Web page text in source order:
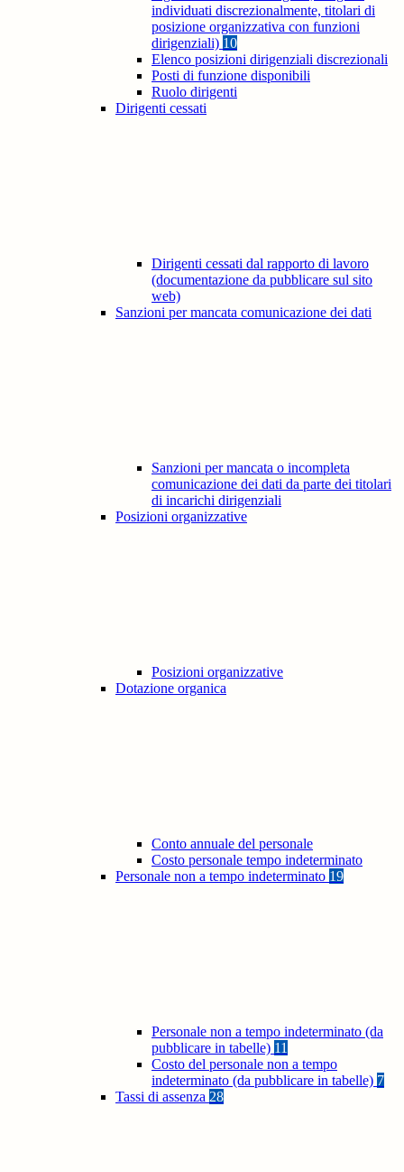
individuati discrezionalmente, titolari di
posizione organizzativa con funzioni
dirigenziali) 10
Elenco posizioni dirigenziali discrezionali
Posti di funzione disponibili
Ruolo dirigenti
Dirigenti cessati
Dirigenti cessati dal rapporto di lavoro
(documentazione da pubblicare sul sito
web)
Sanzioni per mancata comunicazione dei dati
Sanzioni per mancata o incompleta
comunicazione dei dati da parte dei titolari
di incarichi dirigenziali
Posizioni organizzative
Posizioni organizzative
Dotazione organica
Conto annuale del personale
Costo personale tempo indeterminato
Personale non a tempo indeterminato 19
Personale non a tempo indeterminato (da
pubblicare in tabelle) 11
Costo del personale non a tempo
indeterminato (da pubblicare in tabelle) 7
Tassi di assenza 28